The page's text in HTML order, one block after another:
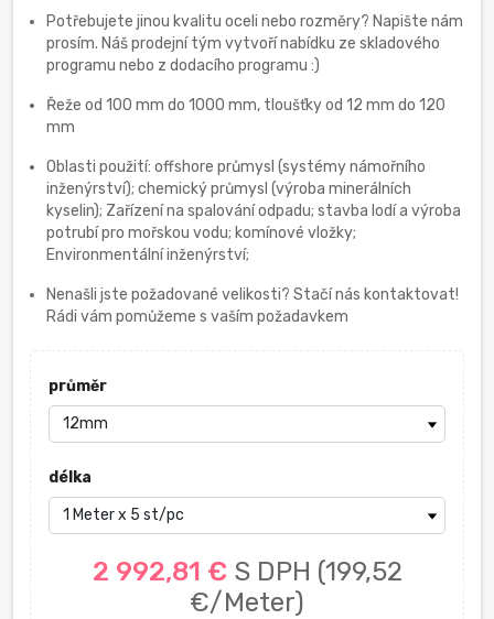
Potřebujete jinou kvalitu oceli nebo rozměry? Napište nám
prosím. Náš prodejní tým vytvoří nabídku ze skladového
programu nebo z dodacího programu :)
Řeže od 100 mm do 1000 mm, tloušťky od 12 mm do 120
mm
Oblasti použití: offshore průmysl (systémy námořního
inženýrství); chemický průmysl (výroba minerálních
kyselin); Zařízení na spalování odpadu; stavba lodí a výroba
potrubí pro mořskou vodu; komínové vložky;
Environmentální inženýrství;
Nenašli jste požadované velikosti? Stačí nás kontaktovat!
Rádi vám pomůžeme s vaším požadavkem
průměr
délka
2 992,81 € S DPH (199,52
€/Meter)